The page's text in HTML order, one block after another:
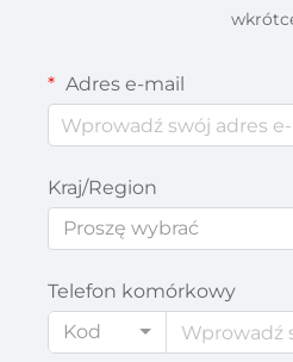
Adres e-mail
Kraj/Region
Proszę wybrać
Telefon komórkowy
Kod